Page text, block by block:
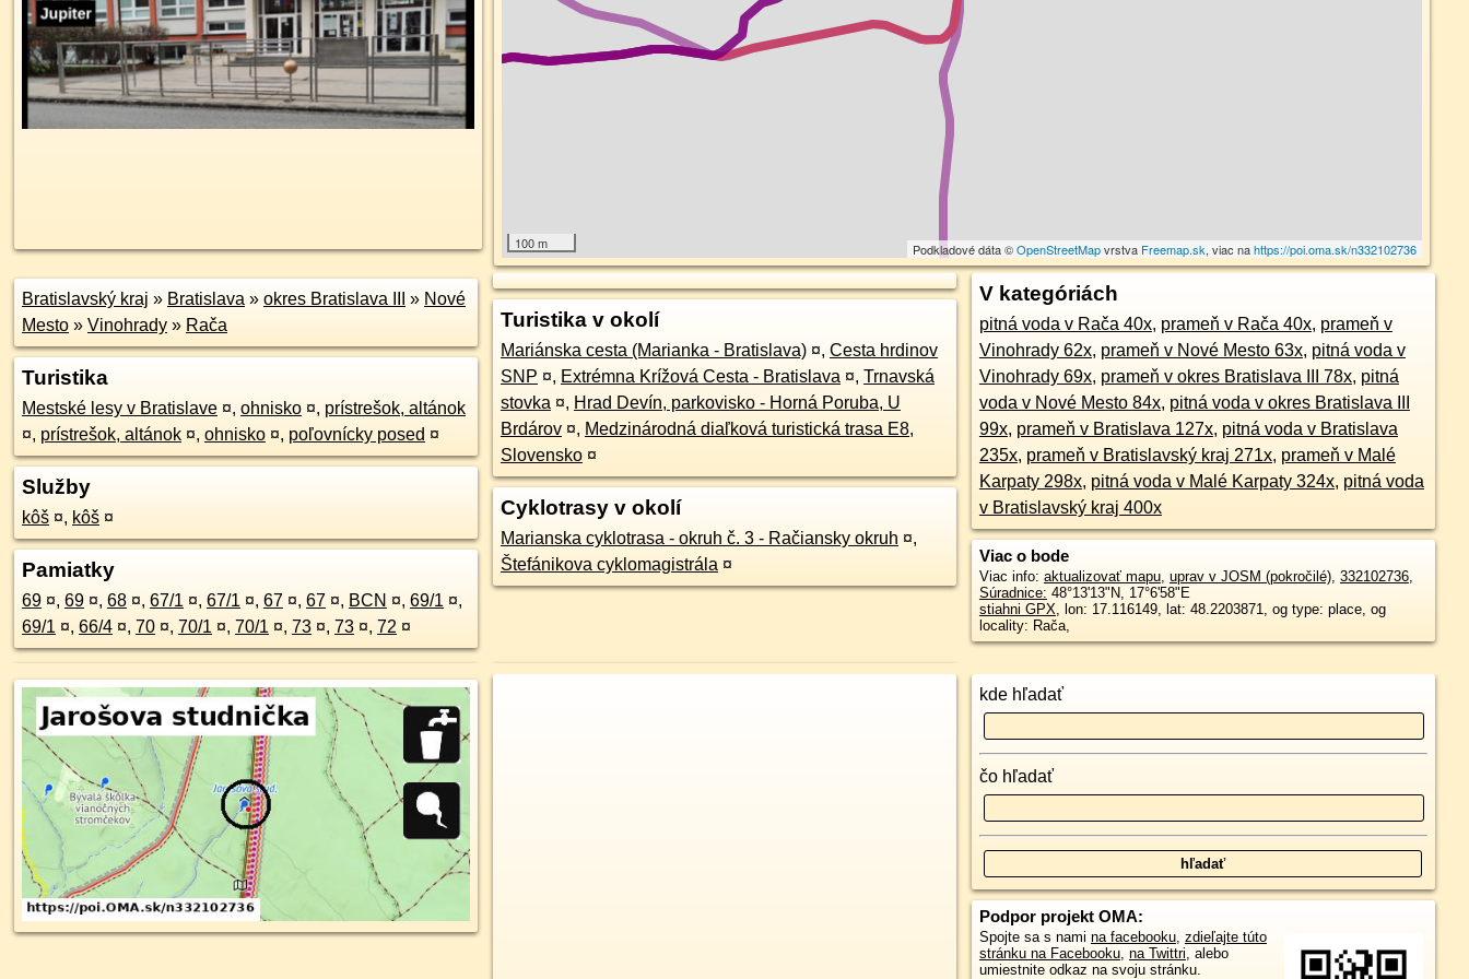
100 m Podkladové dáta ©OpenStreetMapvrstva Freemap.sk, viac nahttps://poi.oma.sk/n332102736
Bratislavský kraj » Bratislava » okres Bratislava III » Nové
Mesto » Vinohrady » Rača
Turistika
Mestské lesy v Bratislave ¤, ohnisko ¤, prístrešok, altánok
¤, prístrešok, altánok ¤, ohnisko ¤, poľovnícky posed ¤
Služby
kôš ¤, kôš ¤
Pamiatky
69 ¤, 69 ¤, 68 ¤, 67/1 ¤, 67/1 ¤, 67 ¤, 67 ¤, BCN ¤, 69/1 ¤,
69/1 ¤, 66/4 ¤, 70 ¤, 70/1 ¤, 70/1 ¤, 73 ¤, 73 ¤, 72 ¤
Turistika v okolí
Mariánska cesta (Marianka - Bratislava) ¤, Cesta hrdinov
SNP ¤, Extrémna Krížová Cesta - Bratislava ¤, Trnavská
stovka ¤, Hrad Devín, parkovisko - Horná Poruba, U
Brdárov ¤, Medzinárodná diaľková turistická trasa E8,
Slovensko ¤
Cyklotrasy v okolí
Marianska cyklotrasa - okruh č. 3 - Račiansky okruh ¤,
Štefánikova cyklomagistrála ¤
V kategóriách
pitná voda v Rača 40x, prameň v Rača 40x, prameň v
Vinohrady 62x, prameň v Nové Mesto 63x, pitná voda v
Vinohrady 69x, prameň v okres Bratislava III 78x, pitná
voda v Nové Mesto 84x, pitná voda v okres Bratislava III
99x, prameň v Bratislava 127x, pitná voda v Bratislava
235x, prameň v Bratislavský kraj 271x, prameň v Malé
Karpaty 298x, pitná voda v Malé Karpaty 324x, pitná voda
v Bratislavský kraj 400x
Viac o bode
Viac info: aktualizovať mapu, uprav v JOSM (pokročilé), 332102736,
Súradnice: 48°13'13"N, 17°6'58"E
stiahni GPX, lon: 17.116149, lat: 48.2203871, og type: place, og
locality: Rača,
kde hľadať
čo hľadať
Podpor projekt OMA:
Spojte sa s nami na facebooku, zdieľajte túto
stránku na Facebooku, na Twittri, alebo
umiestnite odkaz na svoju stránku.